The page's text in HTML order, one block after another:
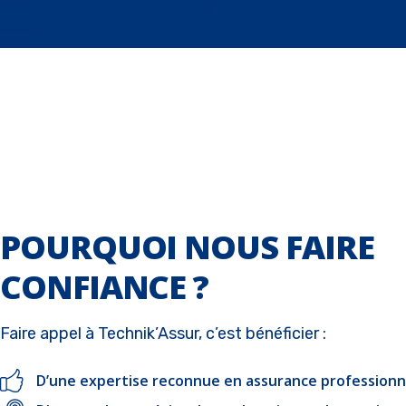
POURQUOI NOUS FAIRE
CONFIANCE ?
Faire appel à Technik’Assur, c’est bénéficier :
D’une expertise reconnue en assurance